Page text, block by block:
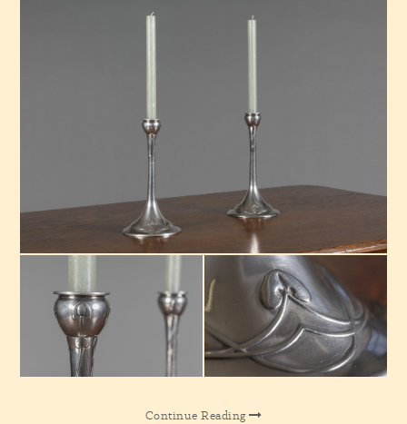
Continue Reading